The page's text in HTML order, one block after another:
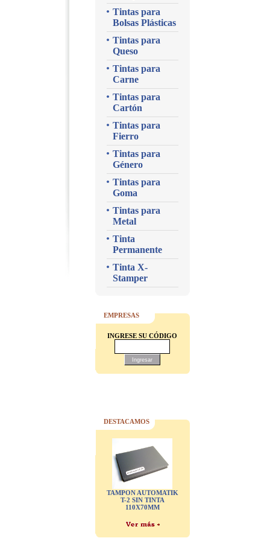
Tintas para
Bolsas Plásticas
Tintas para
Queso
Tintas para
Carne
Tintas para
Cartón
Tintas para
Fierro
Tintas para
Género
Tintas para
Goma
Tintas para
Metal
Tinta
Permanente
Tinta X-
Stamper
EMPRESAS
INGRESE SU CÓDIGO
DESTACAMOS
TAMPON AUTOMATIK
T-2 SIN TINTA
110X70MM